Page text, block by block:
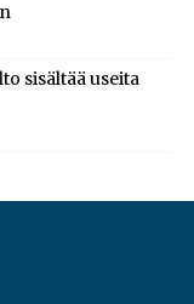
sisältää useita